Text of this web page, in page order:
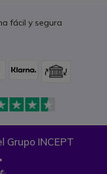
fácil y segura
Grupo INCEPT